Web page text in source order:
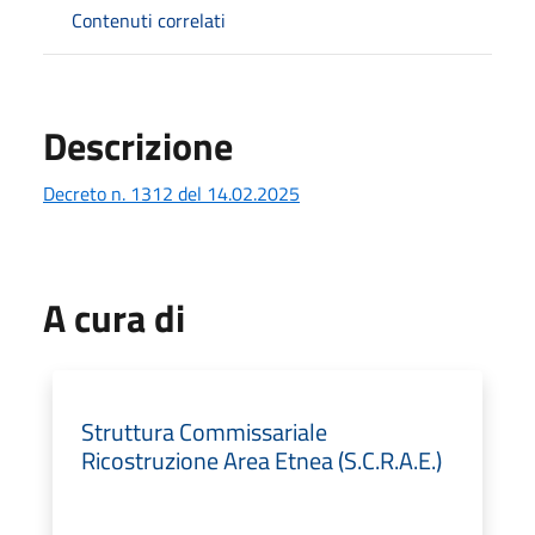
Contenuti correlati
Descrizione
Decreto n. 1312 del 14.02.2025
A cura di
Struttura Commissariale
Ricostruzione Area Etnea (S.C.R.A.E.)